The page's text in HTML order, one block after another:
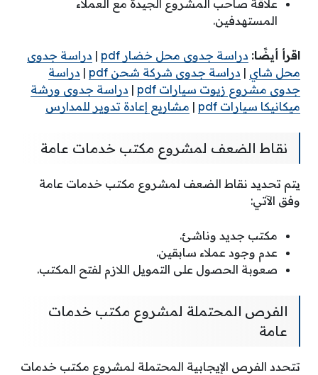
علاقة صاحب المشروع الجيدة مع العملاء
المستهدفين.
اقرأ أيضًا: دراسة جدوى محل خضار pdf | دراسة جدوى
محل شاي | دراسة جدوى شركة شحن pdf | دراسة
جدوى مشروع زيوت سيارات pdf
| دراسة جدوى ورشة
ميكانيكا سيارات pdf
| مشاريع إعادة تدوير للمدارس
نقاط الضعف لمشروع مكتب خدمات عامة
يتم تحديد نقاط الضعف لمشروع مكتب خدمات عامة
وفق الآتي:
مكتب جديد وناشئ.
عدم وجود عملاء سابقين.
صعوبة الحصول على التمويل اللازم لفتح المكتب.
الفرص المحتملة لمشروع مكتب خدمات
عامة
تتحدد الفرص الإيجابية المحتملة لمشروع مكتب خدمات